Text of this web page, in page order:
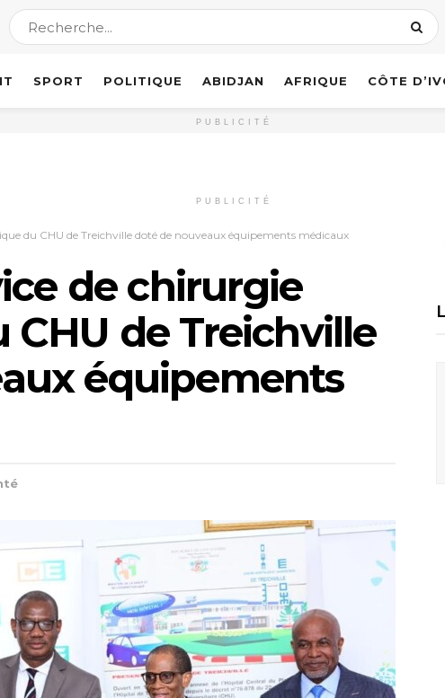
SPORT POLITIQUE ABIDJAN AFRIQUE CÔTE
PUBLICITÉ
PUBLICITÉ
du CHU de Treichville doté de nouveaux équipements médicaux
de chirurgie
de Treichville
équipements